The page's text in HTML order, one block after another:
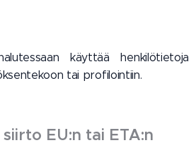
käyttää henkilötietoja
tai profilointiin.
EU:n tai ETA:n